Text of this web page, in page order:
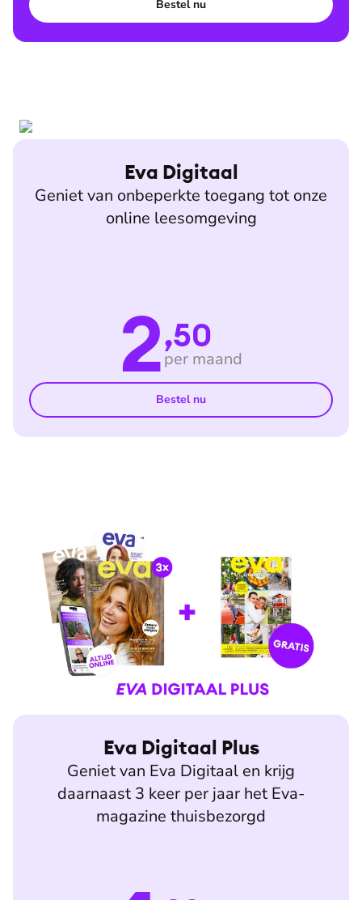
Bestel nu
Eva Digitaal
Geniet van onbeperkte toegang tot onze
online leesomgeving
2,50
per maand
Bestel nu
Eva Digitaal Plus
Geniet van Eva Digitaal en krijg
daarnaast 3 keer per jaar het Eva-
magazine thuisbezorgd